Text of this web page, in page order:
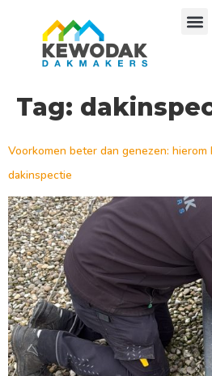
Tag:
Voorkomen beter dan genezen:
dakinspectie